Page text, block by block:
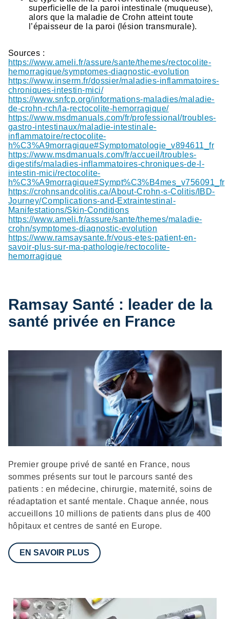
superficielle de la paroi intestinale (muqueuse),
alors que la maladie de Crohn atteint toute
l’épaisseur de la paroi (lésion transmurale).
Sources :
https://www.ameli.fr/assure/sante/themes/rectocolite-
hemorragique/symptomes-diagnostic-evolution
https://www.inserm.fr/dossier/maladies-inflammatoires-
chroniques-intestin-mici/
https://www.snfcp.org/informations-maladies/maladie-
de-crohn-rch/la-rectocolite-hemorragique/
https://www.msdmanuals.com/fr/professional/troubles-
gastro-intestinaux/maladie-intestinale-
inflammatoire/rectocolite-
h%C3%A9morragique#Symptomatologie_v894611_fr
https://www.msdmanuals.com/fr/accueil/troubles-
digestifs/maladies-inflammatoires-chroniques-de-l-
intestin-mici/rectocolite-
h%C3%A9morragique#Sympt%C3%B4mes_v756091_fr
https://crohnsandcolitis.ca/About-Crohn-s-Colitis/IBD-
Journey/Complications-and-Extraintestinal-
Manifestations/Skin-Conditions
https://www.ameli.fr/assure/sante/themes/maladie-
crohn/symptomes-diagnostic-evolution
https://www.ramsaysante.fr/vous-etes-patient-en-
savoir-plus-sur-ma-pathologie/rectocolite-
hemorragique
Ramsay Santé : leader de la
santé privée en France
Description
Premier groupe privé de santé en France, nous
sommes présents sur tout le parcours santé des
patients : en médecine, chirurgie, maternité, soins de
réadaptation et santé mentale. Chaque année, nous
accueillons 10 millions de patients dans plus de 400
hôpitaux et centres de santé en Europe.
EN SAVOIR PLUS